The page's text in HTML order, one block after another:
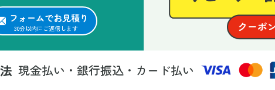
フォームでお見積り
30分以内にご返信します
現金払い・銀行振込・カード払い